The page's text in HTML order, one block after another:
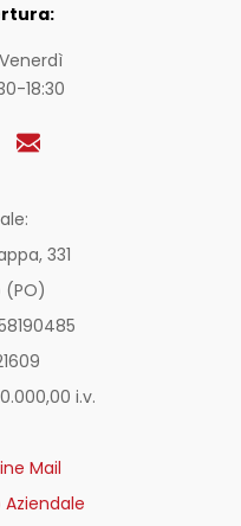
18:30
331
(PO)
i.v.
Mail